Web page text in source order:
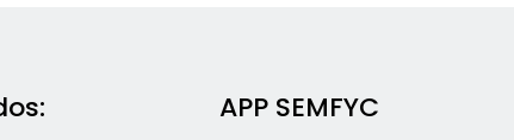
APP SEMFYC